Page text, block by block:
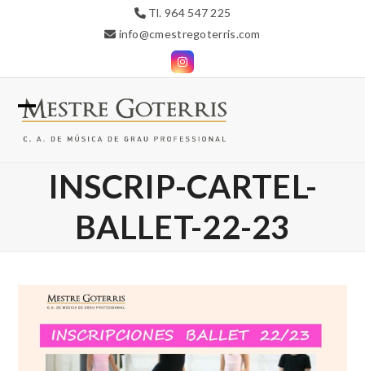
Tl. 964 547 225
info@cmestregoterris.com
Instagram
Open
menu
Close
menuINSCRIP-CARTEL-
BALLET-22-23